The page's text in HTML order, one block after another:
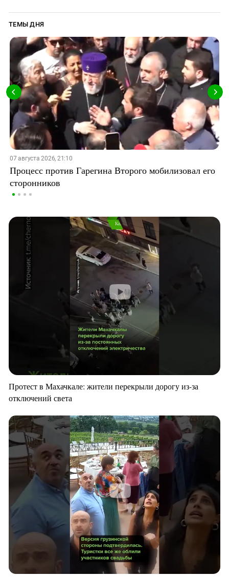
ТЕМЫ ДНЯ
07 августа 2026, 21:10
Процесс против Гарегина Второго мобилизовал его
сторонников
Протест в Махачкале: жители перекрыли дорогу из-за
отключений света